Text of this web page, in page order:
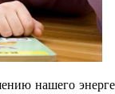
нашего